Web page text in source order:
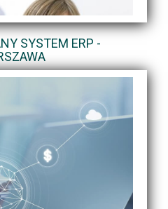
SYSTEM ERP -